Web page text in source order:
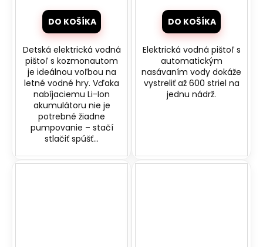
DO KOŠÍKA
Detská elektrická vodná
pištoľ s kozmonautom
je ideálnou voľbou na
letné vodné hry. Vďaka
nabíjaciemu Li-Ion
akumulátoru nie je
potrebné žiadne
pumpovanie – stačí
stlačiť spúšť...
DO KOŠÍKA
Elektrická vodná pištoľ s
automatickým
nasávaním vody dokáže
vystreliť až 600 striel na
jednu nádrž.